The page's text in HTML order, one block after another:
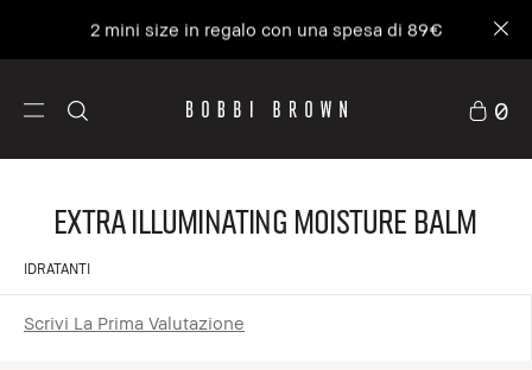
2 mini size in regalo con una spesa di 89€
0
Extra Illuminating Moisture Balm
IDRATANTI
Scrivi La Prima Valutazione